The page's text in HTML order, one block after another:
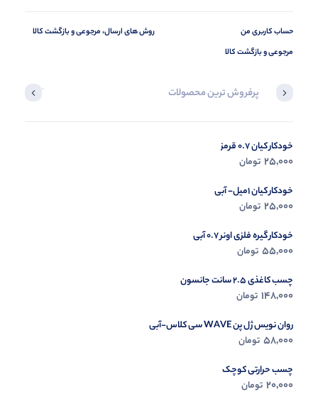
حساب کاربری من
مرجوعی و بازگشت کالا
روش های ارسال، مرجوعی و بازگشت کالا
پرفروش ترین محصولات آخرین
خودکار کیان 0.7 قرمز
25,000 تومان
خودکار کیان 1میل- آبی
25,000 تومان
خودکار گیره فلزی اونر 0.7 آبی
55,000 تومان
چسب کاغذی 2.5 سانت جانسون
148,000 تومان
روان نویس ژل پن WAVE سی کلاس-آبی
58,000 تومان
چسب حرارتی کوچک
20,000 تومان